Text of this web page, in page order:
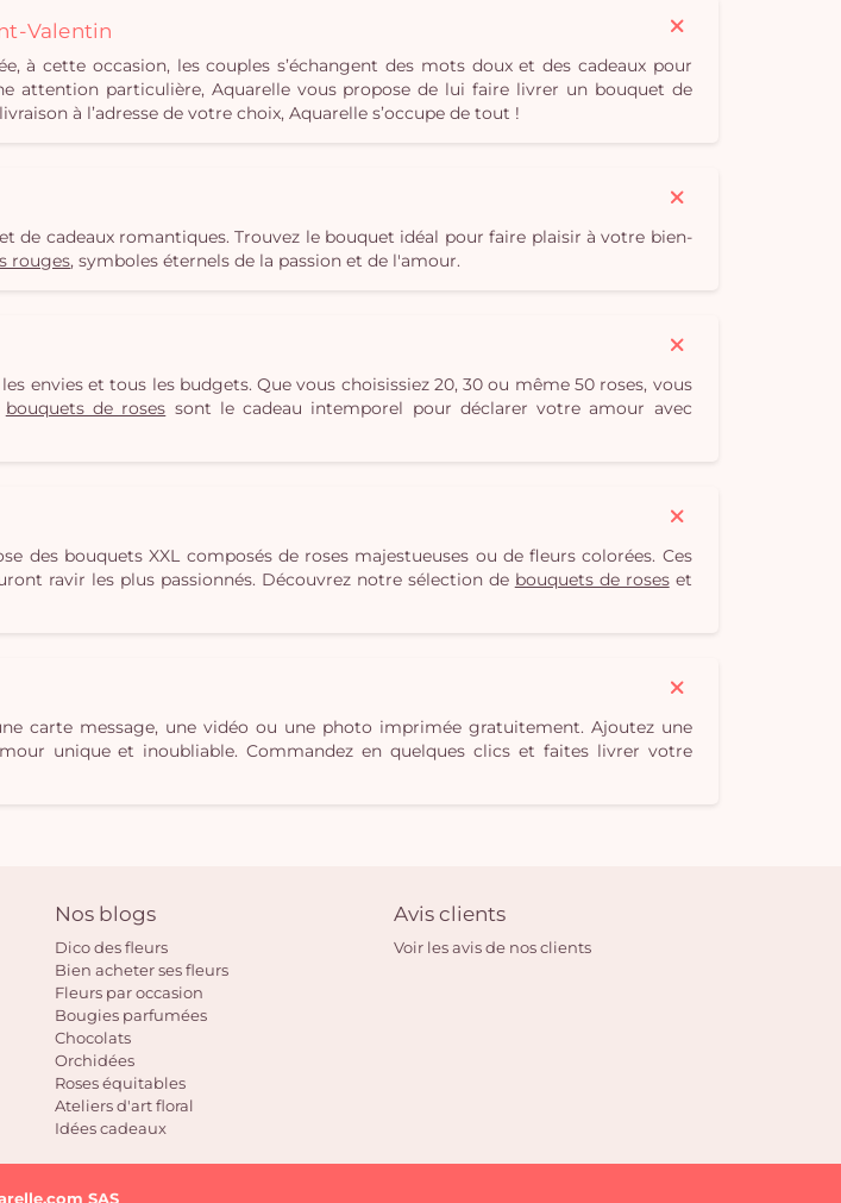
Valentin
à cette occasion, les couples s’échangent des mots doux et des cadeaux pour
attention particulière, Aquarelle vous propose de lui faire livrer un bouquet de
à l’adresse de votre choix, Aquarelle s’occupe de tout !
de cadeaux romantiques. Trouvez le bouquet idéal pour faire plaisir à votre bien-
rouges, symboles éternels de la passion et de l'amour.
envies et tous les budgets. Que vous choisissiez 20, 30 ou même 50 roses, vous
bouquets de roses sont le cadeau intemporel pour déclarer votre amour avec
des bouquets XXL composés de roses majestueuses ou de fleurs colorées. Ces
ravir les plus passionnés. Découvrez notre sélection de bouquets de roseset
carte message, une vidéo ou une photo imprimée gratuitement. Ajoutez une
unique et inoubliable. Commandez en quelques clics et faites livrer votre
Nos blogs
Dico des fleurs
Bien acheter ses fleurs
Fleurs par occasion
Bougies parfumées
Chocolats
Orchidées
Roses équitables
Ateliers d'art floral
Idées cadeaux
Avis clients
Voir les avis de nos clients
SAS